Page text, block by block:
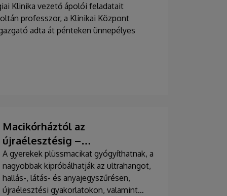
Klinika vezető ápolói feladatait
professzor, a Klinikai Központ
adta át pénteken ünnepélyes
Macikórháztól az
újraélesztésig –
egészségprogramok a
Campuson
A gyerekek plüssmacikat gyógyíthatnak, a
nagyobbak kipróbálhatják az ultrahangot,
hallás-, látás- és anyajegyszűrésen,
újraélesztési gyakorlatokon, valamint